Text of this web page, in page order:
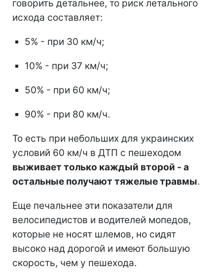
говорить детальнее, то риск летального
исхода составляет:
5% - при 30 км/ч;
10% - при 37 км/ч;
50% - при 60 км/ч;
90% - при 80 км/ч.
То есть при небольших для украинских
условий 60 км/ч в ДТП с пешеходом
выживает только каждый второй - а
остальные получают тяжелые травмы.
Еще печальнее эти показатели для
велосипедистов и водителей мопедов,
которые не носят шлемов, но сидят
высоко над дорогой и имеют большую
скорость, чем у пешехода.